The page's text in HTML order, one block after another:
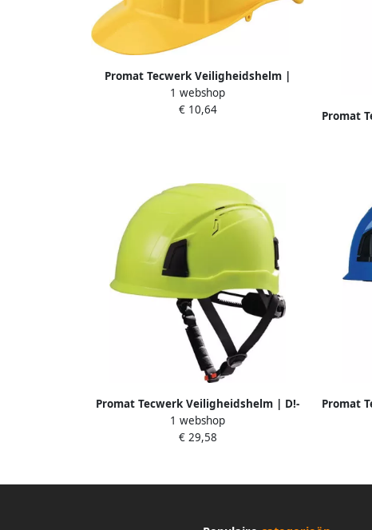
Promat Tecwerk Veiligheidshelm |
ProCap | geel | polyethyleen | EN 397
4000370260
1 webshop
€ 10,64
Promat
Rock |
Promat Tecwerk Veiligheidshelm | D!-
Rock | high viz geel | EN 397
4000370744
1 webshop
€ 29,58
Promat